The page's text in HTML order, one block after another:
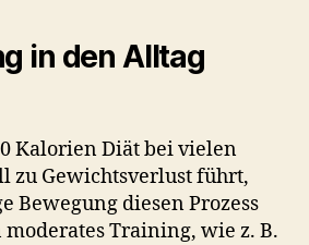
in den Alltag
Kalorien Diät bei vielen
zu Gewichtsverlust führt,
Bewegung diesen Prozess
Training, wie z. B.